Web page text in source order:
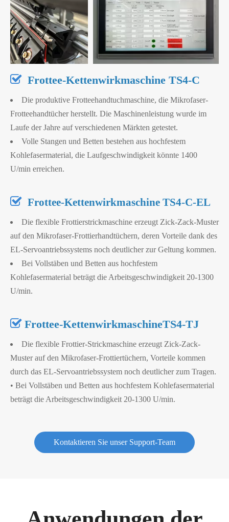
 Frottee-Kettenwirkmaschine TS4-C
Die produktive Frotteehandtuchmaschine, die Mikrofaser-
Frotteehandtücher herstellt. Die Maschinenleistung wurde im
Laufe der Jahre auf verschiedenen Märkten getestet.
Volle Stangen und Betten bestehen aus hochfestem
Kohlefasermaterial, die Laufgeschwindigkeit könnte 1400
U/min erreichen.
 Frottee-Kettenwirkmaschine TS4-C-EL
Die flexible Frottierstrickmaschine erzeugt Zick-Zack-Muster
auf den Mikrofaser-Frottierhandtüchern, deren Vorteile dank des
EL-Servoantriebssystems noch deutlicher zur Geltung kommen.
Bei Vollstäben und Betten aus hochfestem
Kohlefasermaterial beträgt die Arbeitsgeschwindigkeit 20-1300
U/min.
 Frottee-KettenwirkmaschineTS4-TJ
Die flexible Frottier-Strickmaschine erzeugt Zick-Zack-
Muster auf den Mikrofaser-Frottiertüchern, Vorteile kommen
durch das EL-Servoantriebssystem noch deutlicher zum Tragen.
• Bei Vollstäben und Betten aus hochfestem Kohlefasermaterial
beträgt die Arbeitsgeschwindigkeit 20-1300 U/min.
Kontaktieren Sie unser Support-Team